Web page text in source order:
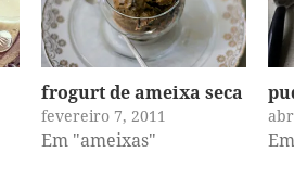
frogurt de ameixa seca
fevereiro 7, 2011
Em "ameixas"